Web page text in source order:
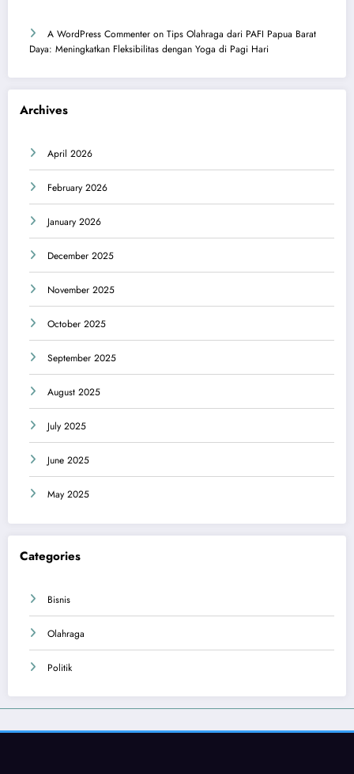
A WordPress Commenter on Tips Olahraga dari PAFI Papua Barat
Daya: Meningkatkan Fleksibilitas dengan Yoga di Pagi Hari
Archives
April 2026
February 2026
January 2026
December 2025
November 2025
October 2025
September 2025
August 2025
July 2025
June 2025
May 2025
Categories
Bisnis
Olahraga
Politik